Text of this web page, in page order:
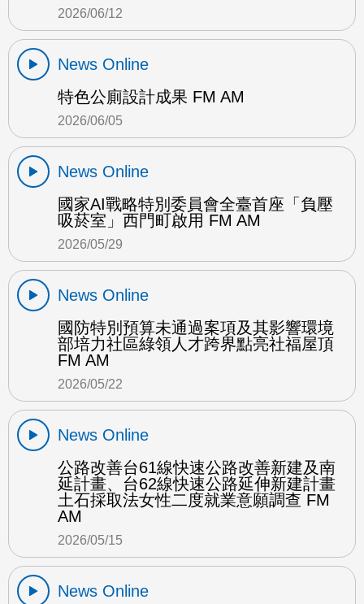
2026/06/12
News Online
特色公廁設計成果 FM AM
2026/06/05
News Online
國家AI戰略特別委員會全臺首座「負壓
吸菸室」西門町啟用 FM AM
2026/05/29
News Online
國防特別預算未通過案項及其影響環境
部培力社區綠領人才跨界點亮社福屋頂
FM AM
2026/05/22
News Online
公路改善台61線快速公路改善新建及南
延計畫、台62線快速公路延伸新建計畫
土石採取法女性二度就業意願調查 FM
AM
2026/05/15
News Online